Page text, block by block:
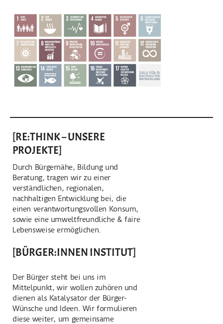
[RE:THINK – UNSERE
PROJEKTE]
Durch Bürgernähe, Bildung und
Beratung, tragen wir zu einer
verständlichen, regionalen,
nachhaltigen Entwicklung bei, die
einen verantwortungsvollen Konsum,
sowie eine umweltfreundliche & faire
Lebensweise ermöglichen.
[BÜRGER:INNEN INSTITUT]
Der Bürger steht bei uns im
Mittelpunkt, wir wollen zuhören und
dienen als Katalysator der Bürger-
Wünsche und Ideen. Wir formulieren
diese weiter, um gemeinsame